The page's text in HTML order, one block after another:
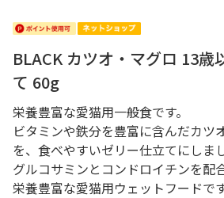
BLACK カツオ・マグロ 13歳
て 60g
栄養豊富な愛猫用一般食です。
ビタミンや鉄分を豊富に含んだカツ
を、食べやすいゼリー仕立てにしま
グルコサミンとコンドロイチンを配
栄養豊富な愛猫用ウェットフードです